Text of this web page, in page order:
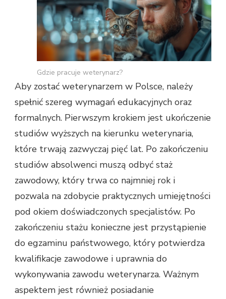
Gdzie pracuje weterynarz?
Aby zostać weterynarzem w Polsce, należy
spełnić szereg wymagań edukacyjnych oraz
formalnych. Pierwszym krokiem jest ukończenie
studiów wyższych na kierunku weterynaria,
które trwają zazwyczaj pięć lat. Po zakończeniu
studiów absolwenci muszą odbyć staż
zawodowy, który trwa co najmniej rok i
pozwala na zdobycie praktycznych umiejętności
pod okiem doświadczonych specjalistów. Po
zakończeniu stażu konieczne jest przystąpienie
do egzaminu państwowego, który potwierdza
kwalifikacje zawodowe i uprawnia do
wykonywania zawodu weterynarza. Ważnym
aspektem jest również posiadanie